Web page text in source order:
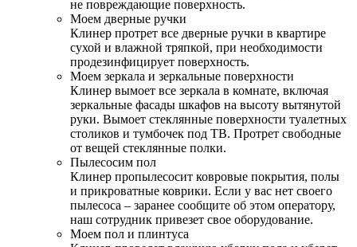
не повреждающие поверхность.
Моем дверные ручки
Клинер протрет все дверные ручки в квартире
сухой и влажной тряпкой, при необходимости
продезинфицирует поверхность.
Моем зеркала и зеркальные поверхности
Клинер вымоет все зеркала в комнате, включая
зеркальные фасады шкафов на высоту вытянутой
руки. Вымоет стеклянные поверхности туалетных
столиков и тумбочек под ТВ. Протрет свободные
от вещей стеклянные полки.
Пылесосим пол
Клинер пропылесосит ковровые покрытия, полы
и прикроватные коврики. Если у вас нет своего
пылесоса – заранее сообщите об этом оператору,
наш сотрудник привезет свое оборудование.
Моем пол и плинтуса